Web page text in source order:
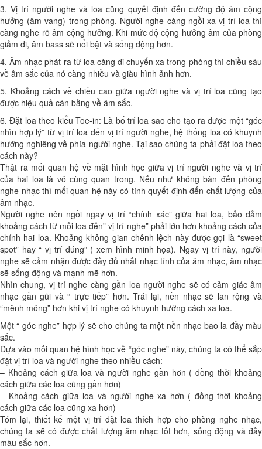
3. Vị trí người nghe và loa cũng quyết định đến cường độ âm cộng
hưởng (âm vang) trong phòng. Người nghe càng ngồi xa vị trí loa thì
càng nghe rõ âm cộng hưởng. Khi mức độ cộng hưởng âm của phòng
giảm đi, âm bass sẽ nổi bật và sống động hơn.
4. Âm nhạc phát ra từ loa càng di chuyển xa trong phòng thì chiều sâu
về âm sắc của nó càng nhiều và giàu hình ảnh hơn.
5. Khoảng cách về chiều cao giữa người nghe và vị trí loa cũng tạo
được hiệu quả cân bằng về âm sắc.
6. Đặt loa theo kiểu Toe-in: Là bố trí loa sao cho tạo ra được một “góc
nhìn hợp lý” từ vị trí loa đến vị trí người nghe, hệ thống loa có khuynh
hướng nghiêng về phía người nghe. Tại sao chúng ta phải đặt loa theo
cách này?
Thật ra mối quan hệ về mặt hình học giữa vị trí người nghe và vị trí
của hai loa là vô cùng quan trong. Nếu như không bàn đến phòng
nghe nhạc thì mối quan hệ này có tính quyết định đến chất lượng của
âm nhạc.
Người nghe nên ngồi ngay vị trí “chính xác” giữa hai loa, bảo đảm
khoảng cách từ mỗi loa đến” vị trí nghe” phải lớn hơn khoảng cách của
chính hai loa. Khoảng không gian chênh lệch này được gọi là “sweet
spot” hay “ vị trí đúng” ( xem hình minh họa). Ngay vị trí này, người
nghe sẽ cảm nhận được đầy đủ nhất nhạc tính của âm nhạc, âm nhạc
sẽ sống động và mạnh mẽ hơn.
Nhìn chung, vị trí nghe càng gần loa người nghe sẽ có cảm giác âm
nhạc gần gũi và “ trực tiếp” hơn. Trái lại, nền nhạc sẽ lan rộng và
“mênh mông” hơn khi vị trí nghe có khuynh hướng cách xa loa.
Một “ góc nghe” hợp lý sẽ cho chúng ta một nền nhạc bao la đầy màu
sắc.
Dựa vào mối quan hệ hình học về “góc nghe” này, chúng ta có thể sắp
đặt vị trí loa và người nghe theo nhiều cách:
– Khoảng cách giữa loa và người nghe gần hơn ( đồng thời khoảng
cách giữa các loa cũng gần hơn)
– Khoảng cách giữa loa và người nghe xa hơn ( đồng thời khoảng
cách giữa các loa cũng xa hơn)
Tóm lại, thiết kế một vị trí đặt loa thích hợp cho phòng nghe nhạc,
chúng ta sẽ có được chất lượng âm nhạc tốt hơn, sống động và đầy
màu sắc hơn.